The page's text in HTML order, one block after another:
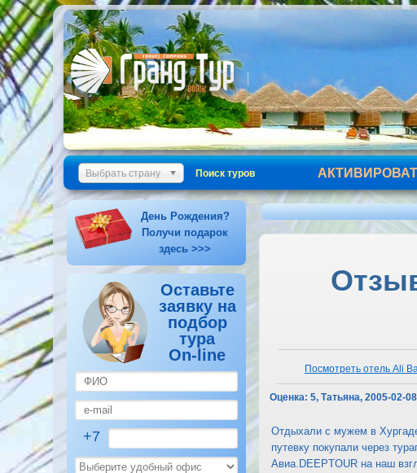
Выбрать страну Поиск туров
День Рождения?
Получи подарок
здесь >>>
Оставьте
заявку на
подбор
тура
On-line
+7
Посмотреть отель Ali
Оценка: 5, Татьяна, 2005-02-08
Отдыхали с мужем в
путевку покупали через
Авиа.DEEPTOUR на наш